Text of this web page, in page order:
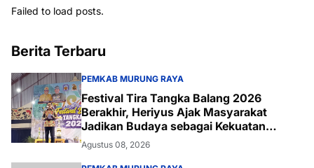
Failed to load posts.
Berita Terbaru
PEMKAB MURUNG RAYA
Festival Tira Tangka Balang 2026
Berakhir, Heriyus Ajak Masyarakat
Jadikan Budaya sebagai Kekuatan
Daerah
Agustus 08, 2026